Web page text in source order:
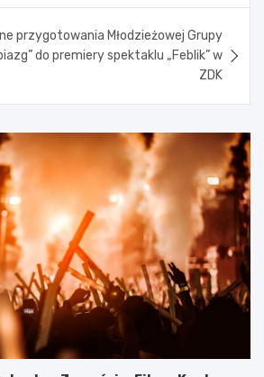
przygotowania Młodzieżowej Grupy
do premiery spektaklu „Feblik” w
ZDK